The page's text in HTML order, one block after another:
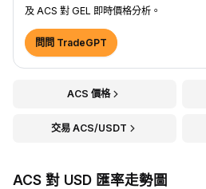
及 ACS 對 GEL 即時價格分析。
問問 TradeGPT
ACS 價格
交易 ACS/USDT
ACS 對 USD 匯率走勢圖